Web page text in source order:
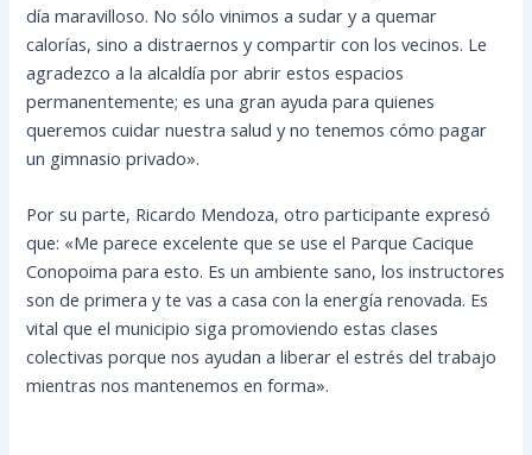
día maravilloso. No sólo vinimos a sudar y a quemar
calorías, sino a distraernos y compartir con los vecinos. Le
agradezco a la alcaldía por abrir estos espacios
permanentemente; es una gran ayuda para quienes
queremos cuidar nuestra salud y no tenemos cómo pagar
un gimnasio privado».
Por su parte, Ricardo Mendoza, otro participante expresó
que: «Me parece excelente que se use el Parque Cacique
Conopoima para esto. Es un ambiente sano, los instructores
son de primera y te vas a casa con la energía renovada. Es
vital que el municipio siga promoviendo estas clases
colectivas porque nos ayudan a liberar el estrés del trabajo
mientras nos mantenemos en forma».